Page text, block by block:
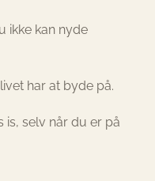
ikke kan nyde
har at byde på.
is, selv når du er på